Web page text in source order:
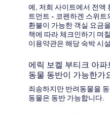
예, 저희 사이트에서 전액
트먼트 - 코펜하겐 스위트
환불이 가능한 객실 요금
책에 따라 체크인하기 며
이용약관은 해당 숙박 시
에릭 보켈 부티크 아
동물 동반이 가능한가
죄송하지만 반려동물을
동물은 동반 가능합니다.